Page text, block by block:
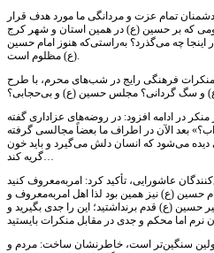
دشمنان تمام عزت و مردانگی ما مورد هدف قرار
که بر حسین (ع) در همین استان و شهر کرج
چه می‌گذرد؟ به‌راستی‌که هنوز امام حسین
(ع) مظلوم است.
فرهنگی رایج در شب‌های محرم، با طرح
و سگ گردانی؟ مجلس حسین (ع) و بی‌حجابی؟
در ادامه افزود: در روضه‌های عزاداری گفته
بعد الآن در اطراف ما بعضاً مجالسی گرفته
می‌شود که انسان دلش می‌گیرد و باید خون
گریه کند…
عاشورایی، تأکید کرد: امربه‌معروف کنید
حسین (ع) نیز همین بود لذا اهل امربه‌معروف و
حسین (ع) قدم برنداشتید؛ این را جدی بگیرید و
سنگین‌تر است، خاطرنشان ساخت: مردم و